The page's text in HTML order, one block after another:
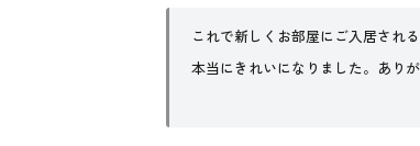
これで新しくお部屋にご入居され
本当にきれいになりました。ありが